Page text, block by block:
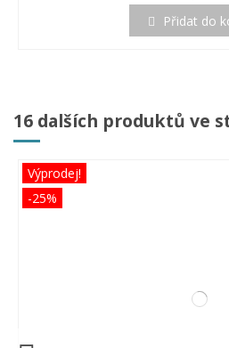
Přidat do
16 dalších produktů ve
Výprodej!
-25%